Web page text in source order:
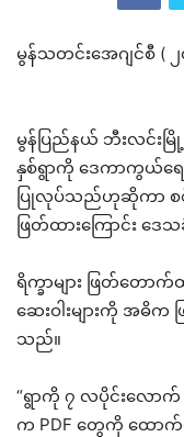
မွန်သတင်းအေဂျင်စီ ( ၂
မွန်ပြည်နယ် ဘီးလင်းမြို့
နှစ်ရွာကို ဒေကာကွယ်ရ
ပြုလုပ်သည်ဟုဆိုကာ စစ်
ဖြတ်ထားကြောင်း ဒ
ရိက္ခာများ ဖြတ်တောက်
ဆေးဝါးများကို အဓိက
သည်။
“ရွာကို ၇ လပိုင်းလေ
က PDF တွေကို ထောက်